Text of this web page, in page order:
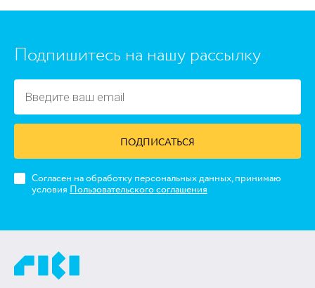
https://www.high-endrolex.com/45
Подпишитесь на нашу рассылку
ПОДПИСАТЬСЯ
Согласен на обработку персональных данных, принимаю
условия Пользовательского соглашения